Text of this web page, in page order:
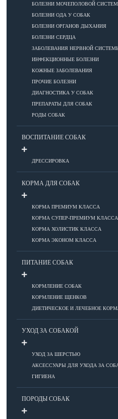
БОЛЕЗНИ МОЧЕПОЛОВОЙ
БОЛЕЗНИ ОДА У СОБАК
БОЛЕЗНИ ОРГАНОВ ДЫХАНИЯ
БОЛЕЗНИ СЕРДЦА
ЗАБОЛЕВАНИЯ НЕРВНОЙ
ИНФЕКЦИОННЫЕ БОЛЕЗНИ
КОЖНЫЕ ЗАБОЛЕВАНИЯ
ПРОЧИЕ БОЛЕЗНИ
ДИАГНОСТИКА У СОБАК
ПРЕПАРАТЫ ДЛЯ СОБАК
РОДЫ СОБАК
ВОСПИТАНИЕ СОБАК
ДРЕССИРОВКА
КОРМА ДЛЯ СОБАК
КОРМА ПРЕМИУМ КЛАССА
КОРМА СУПЕР-ПРЕМИУМ КЛАССА
КОРМА ХОЛИСТИК КЛАССА
КОРМА ЭКОНОМ КЛАССА
ПИТАНИЕ СОБАК
КОРМЛЕНИЕ СОБАК
КОРМЛЕНИЕ ЩЕНКОВ
ДИЕТИЧЕСКОЕ И ЛЕЧЕБНОЕ
УХОД ЗА СОБАКОЙ
УХОД ЗА ШЕРСТЬЮ
АКСЕССУАРЫ ДЛЯ УХОДА ЗА
ГИГИЕНА
ПОРОДЫ СОБАК
ПОРОДЫ
Бобтейлы
Европейские
Короткошерстные
Для аллергиков
Лысые
Русские
Длинношерстные
Рейтинги пород
ВСЕ О СОБАКАХ
ЗДОРОВЬЕ
Болезни глаз
Болезни ЖКТ
Болезни мочеполовой системы
Болезни ОДА
Болезни органов дыхания
Болезни сердца
Заболевания нервной системы
Инфекционные болезни
Кожные заболевания
Диагностика